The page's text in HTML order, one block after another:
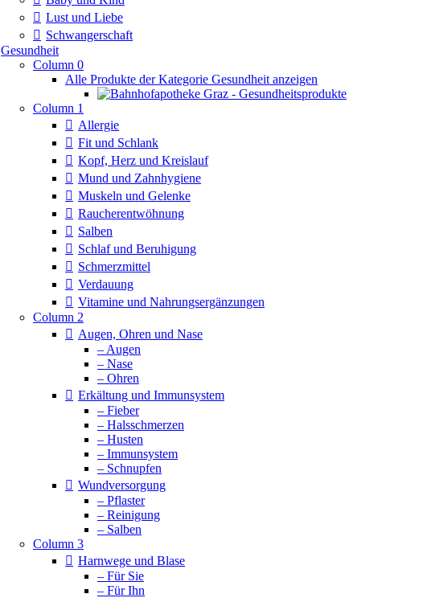
Lust und Liebe
Schwangerschaft
Gesundheit
Column 0
Alle Produkte der Kategorie Gesundheit anzeigen
Column 1
Allergie
Fit und Schlank
Kopf, Herz und Kreislauf
Mund und Zahnhygiene
Muskeln und Gelenke
Raucherentwöhnung
Salben
Schlaf und Beruhigung
Schmerzmittel
Verdauung
Vitamine und Nahrungsergänzungen
Column 2
Augen, Ohren und Nase
– Augen
– Nase
– Ohren
Erkältung und Immunsystem
– Fieber
– Halsschmerzen
– Husten
– Immunsystem
– Schnupfen
Wundversorgung
– Pflaster
– Reinigung
– Salben
Column 3
Harnwege und Blase
– Für Sie
– Für Ihn